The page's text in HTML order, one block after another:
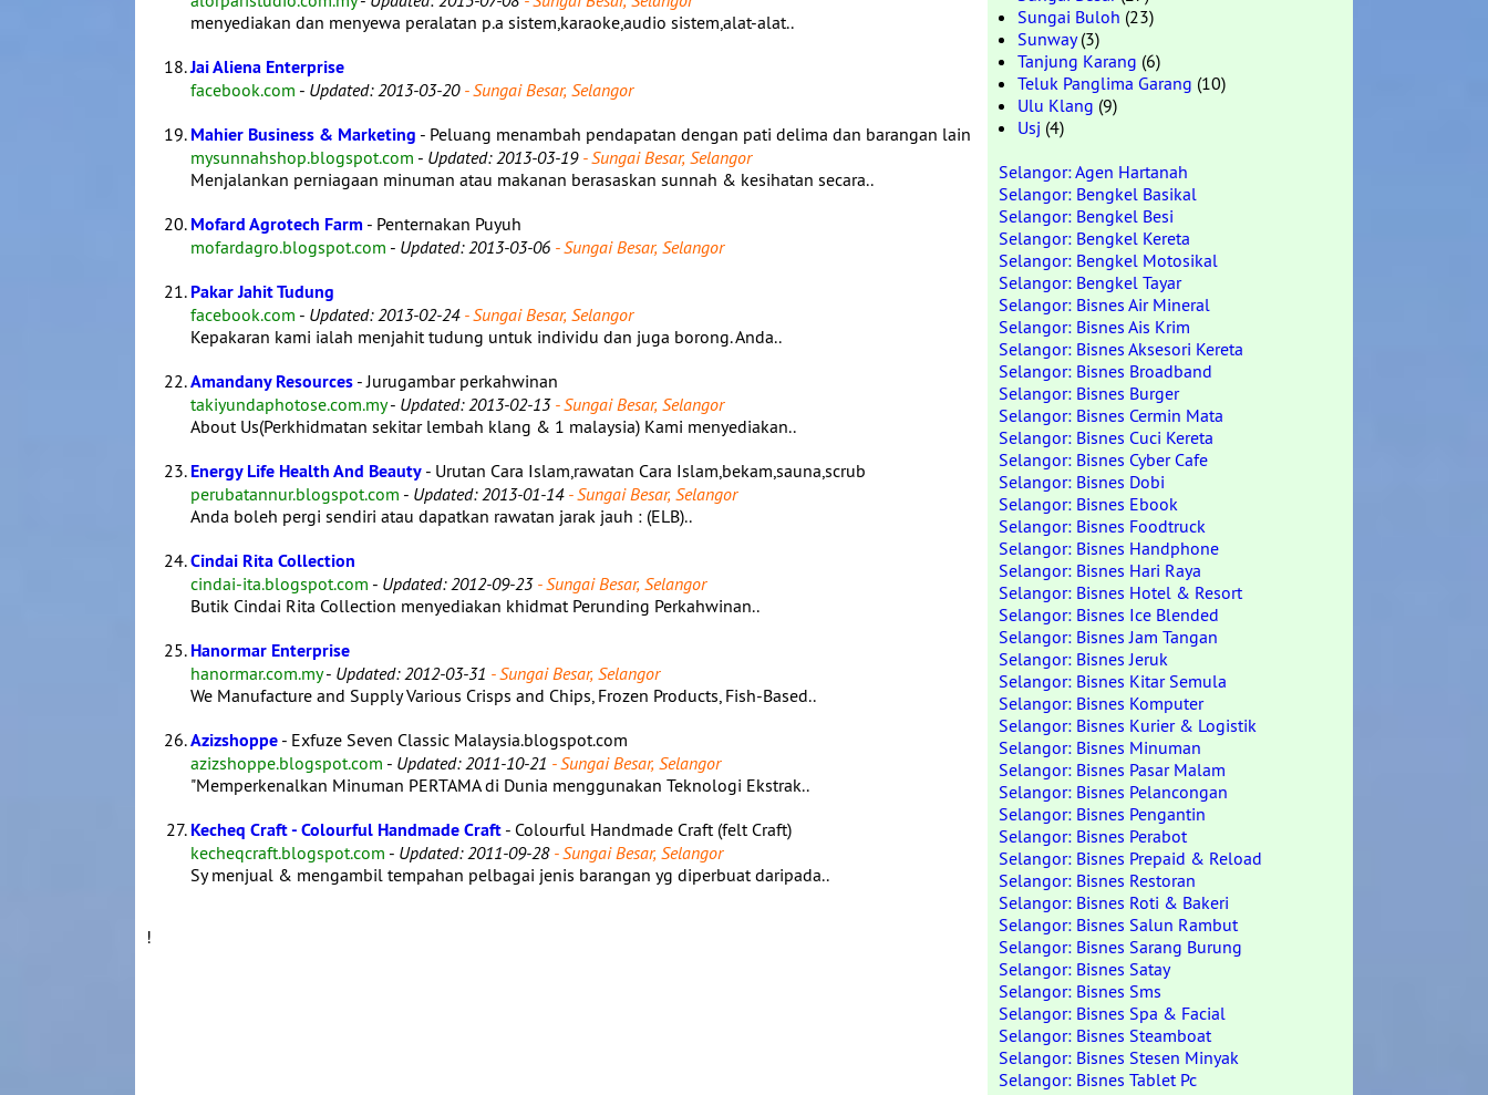
menyediakan dan menyewa peralatan p.a sistem,karaoke,audio sistem,alat-alat..
Jai Aliena Enterprise
facebook.com - Updated: 2013-03-20- Sungai Besar, Selangor
Mahier Business & Marketing - Peluang menambah pendapatan dengan pati delima dan barangan lain
mysunnahshop.blogspot.com - Updated: 2013-03-19- Sungai Besar, Selangor
Menjalankan perniagaan minuman atau makanan berasaskan sunnah & kesihatan secara..
Mofard Agrotech Farm - Penternakan Puyuh
mofardagro.blogspot.com - Updated: 2013-03-06 - Sungai Besar, Selangor
Pakar Jahit Tudung
facebook.com - Updated: 2013-02-24- Sungai Besar, Selangor
Kepakaran kami ialah menjahit tudung untuk individu dan juga borong. Anda..
Amandany Resources - Jurugambar perkahwinan
takiyundaphotose.com.my- Updated: 2013-02-13- Sungai Besar, Selangor
About Us(Perkhidmatan sekitar lembah klang & 1 malaysia) Kami menyediakan..
Energy Life Health And Beauty - Urutan Cara Islam,rawatan Cara Islam,bekam,sauna,scrub
perubatannur.blogspot.com - Updated: 2013-01-14- Sungai Besar, Selangor
Anda boleh pergi sendiri atau dapatkan rawatan jarak jauh : (ELB)..
Cindai Rita Collection
cindai-ita.blogspot.com - Updated: 2012-09-23- Sungai Besar, Selangor
Butik Cindai Rita Collection menyediakan khidmat Perunding Perkahwinan..
Hanormar Enterprise
hanormar.com.my- Updated: 2012-03-31 - Sungai Besar, Selangor
We Manufacture and Supply Various Crisps and Chips, Frozen Products, Fish-Based..
Azizshoppe - Exfuze Seven Classic Malaysia.blogspot.com
azizshoppe.blogspot.com - Updated: 2011-10-21 - Sungai Besar, Selangor
"Memperkenalkan Minuman PERTAMA di Dunia menggunakan Teknologi Ekstrak..
Kecheq Craft - Colourful Handmade Craft - Colourful Handmade Craft (felt Craft)
kecheqcraft.blogspot.com - Updated: 2011-09-28- Sungai Besar, Selangor
Sy menjual & mengambil tempahan pelbagai jenis barangan yg diperbuat daripada..
!
Sungai Buloh (23)
Sunway(3)
Tanjung Karang (6)
Teluk Panglima Garang (10)
Ulu Klang (9)
Usj (4)
Selangor: Agen Hartanah
Selangor: Bengkel Basikal
Selangor: Bengkel Besi
Selangor: Bengkel Kereta
Selangor: Bengkel Motosikal
Selangor: Bengkel Tayar
Selangor: Bisnes Air Mineral
Selangor: Bisnes Ais Krim
Selangor: Bisnes Aksesori Kereta
Selangor: Bisnes Broadband
Selangor: Bisnes Burger
Selangor: Bisnes Cermin Mata
Selangor: Bisnes Cuci Kereta
Selangor: Bisnes Cyber Cafe
Selangor: Bisnes Dobi
Selangor: Bisnes Ebook
Selangor: Bisnes Foodtruck
Selangor: Bisnes Handphone
Selangor: Bisnes Hari Raya
Selangor: Bisnes Hotel & Resort
Selangor: Bisnes Ice Blended
Selangor: Bisnes Jam Tangan
Selangor: Bisnes Jeruk
Selangor: Bisnes Kitar Semula
Selangor: Bisnes Komputer
Selangor: Bisnes Kurier & Logistik
Selangor: Bisnes Minuman
Selangor: Bisnes Pasar Malam
Selangor: Bisnes Pelancongan
Selangor: Bisnes Pengantin
Selangor: Bisnes Perabot
Selangor: Bisnes Prepaid & Reload
Selangor: Bisnes Restoran
Selangor: Bisnes Roti & Bakeri
Selangor: Bisnes Salun Rambut
Selangor: Bisnes Sarang Burung
Selangor: Bisnes Satay
Selangor: Bisnes Sms
Selangor: Bisnes Spa & Facial
Selangor: Bisnes Steamboat
Selangor: Bisnes Stesen Minyak
Selangor: Bisnes Tablet Pc